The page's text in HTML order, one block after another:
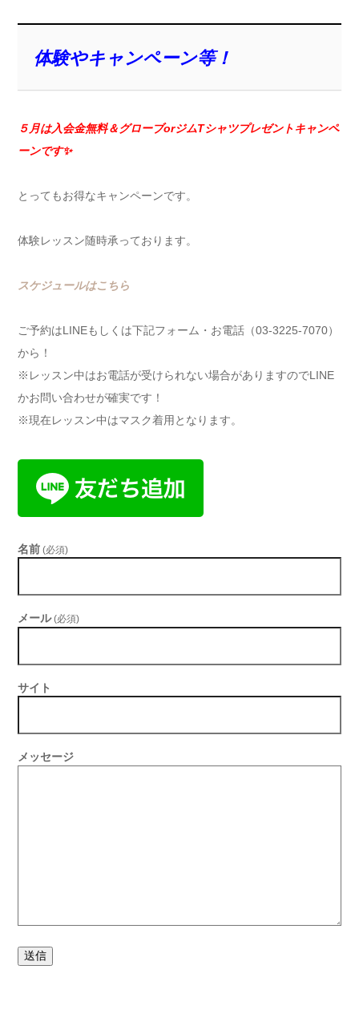
体験やキャンペーン等！
５月は入会金無料＆グローブorジムTシャツプレゼントキャンペ
ーンです✨
とってもお得なキャンペーンです。
体験レッスン随時承っております。
スケジュールはこちら
ご予約はLINEもしくは下記フォーム・お電話（03-3225-7070）
から！
※レッスン中はお電話が受けられない場合がありますのでLINE
かお問い合わせが確実です！
※現在レッスン中はマスク着用となります。
名前 (必須)
メール (必須)
サイト
メッセージ
送信